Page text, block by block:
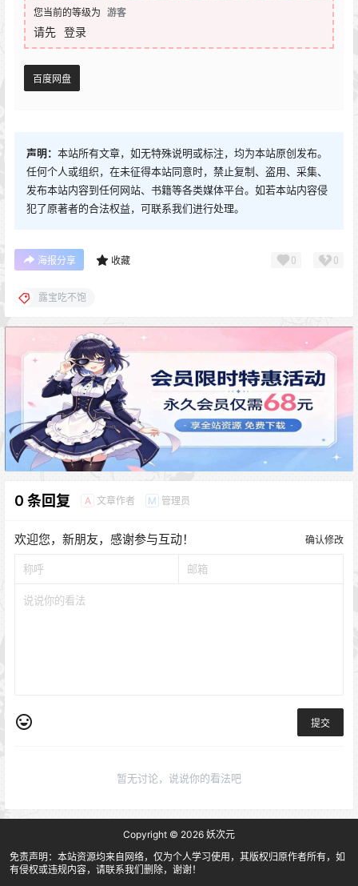
您当前的等级为 游客
请先 登录
百度网盘
声明： 本站所有文章，如无特殊说明或标注，均为本站原创发布。
任何个人或组织，在未征得本站同意时，禁止复制、盗用、采集、
发布本站内容到任何网站、书籍等各类媒体平台。如若本站内容侵
犯了原著者的合法权益，可联系我们进行处理。
海报分享 收藏 0 0
露宝吃不饱
0 条回复 A 文章作者 M 管理员
欢迎您，新朋友，感谢参与互动！ 确认修改
提交
暂无讨论，说说你的看法吧
Copyright © 2026 妖次元
免责声明：本站资源均来自网络，仅为个人学习使用，其版权归原作者所有，如
有侵权或违规内容，请联系我们删除，谢谢！